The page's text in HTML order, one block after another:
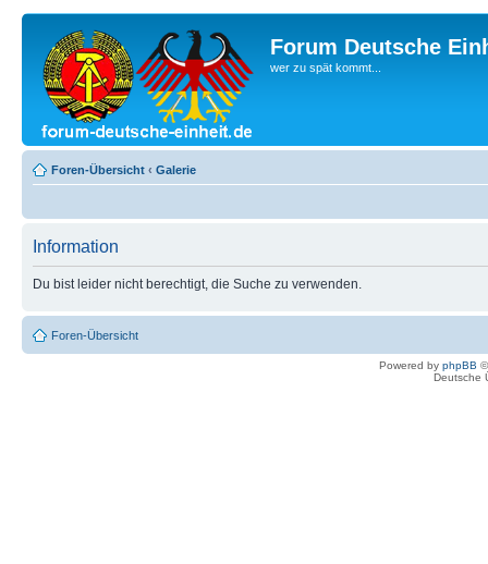
Forum Deutsche
wer zu spät kommt...
Foren-Übersicht ‹ Galerie
Information
Du bist leider nicht berechtigt, die Suche zu verwenden.
Foren-Übersicht
Powered by phpBB
Deutsche